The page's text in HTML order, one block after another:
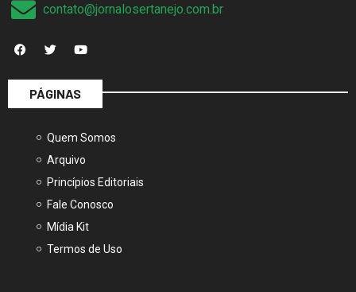
contato@jornalosertanejo.com.br
PÁGINAS
Quem Somos
Arquivo
Princípios Editoriais
Fale Conosco
Mídia Kit
Termos de Uso